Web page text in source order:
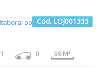
Cód. LOJ001333
1 0 59 M²